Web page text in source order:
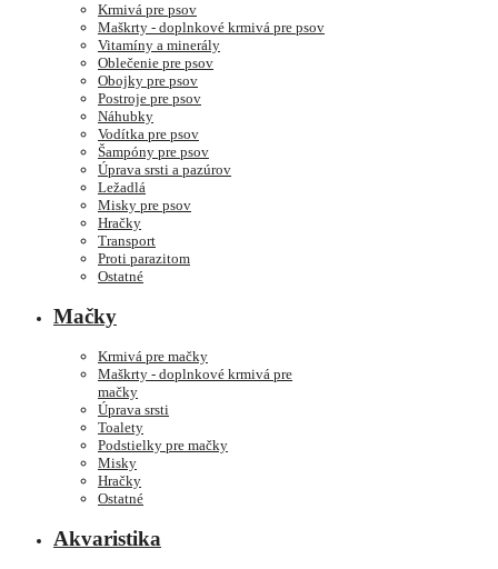
Krmivá pre psov
Maškrty - doplnkové krmivá pre psov
Vitamíny a minerály
Oblečenie pre psov
Obojky pre psov
Postroje pre psov
Náhubky
Vodítka pre psov
Šampóny pre psov
Úprava srsti a pazúrov
Ležadlá
Misky pre psov
Hračky
Transport
Proti parazitom
Ostatné
Mačky
Krmivá pre mačky
Maškrty - doplnkové krmivá pre
mačky
Úprava srsti
Toalety
Podstielky pre mačky
Misky
Hračky
Ostatné
Akvaristika